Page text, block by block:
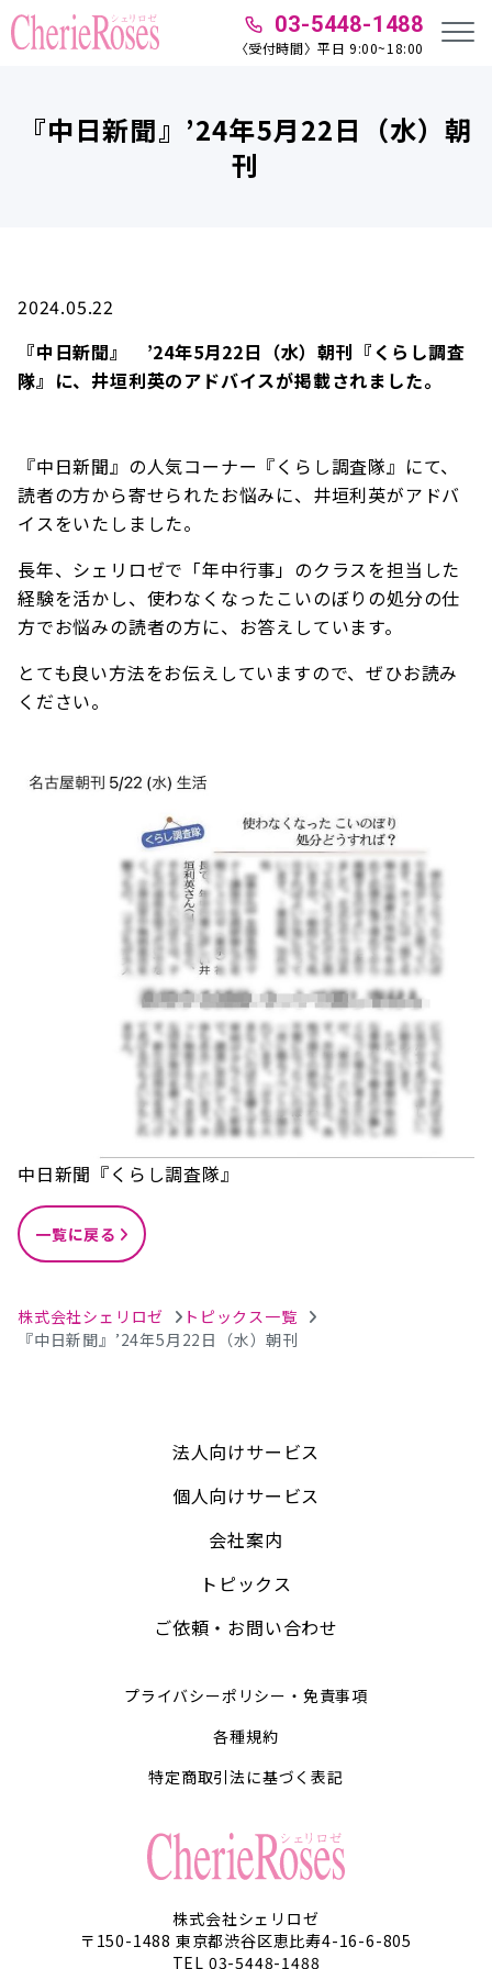
03-5448-1488
〈受付時間〉平日 9:00~18:00
株式会社シェリロゼ
トピックス一覧
『中日新聞』’24年5月22日（水）朝刊
『中日新聞』’24年5月22日（水）朝
刊
2024.05.22
『中日新聞』 ’24年5月22日（水）朝刊『くらし調査
隊』に、井垣利英のアドバイスが掲載されました。
『中日新聞』の人気コーナー『くらし調査隊』にて、
読者の方から寄せられたお悩みに、井垣利英がアドバ
イスをいたしました。
長年、シェリロゼで「年中行事」のクラスを担当した
経験を活かし、使わなくなったこいのぼりの処分の仕
方でお悩みの読者の方に、お答えしています。
とても良い方法をお伝えしていますので、ぜひお読み
ください。
中日新聞『くらし調査隊』
一覧に戻る
法人向けサービス
個人向けサービス
会社案内
トピックス
ご依頼・お問い合わせ
プライバシーポリシー・免責事項
各種規約
特定商取引法に基づく表記
株式会社シェリロゼ
〒150-1488 東京都渋谷区恵比寿4-16-6-805
TEL 03-5448-1488